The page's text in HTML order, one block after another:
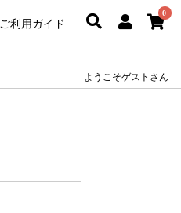
ご利用ガイド
0
ようこそゲストさん